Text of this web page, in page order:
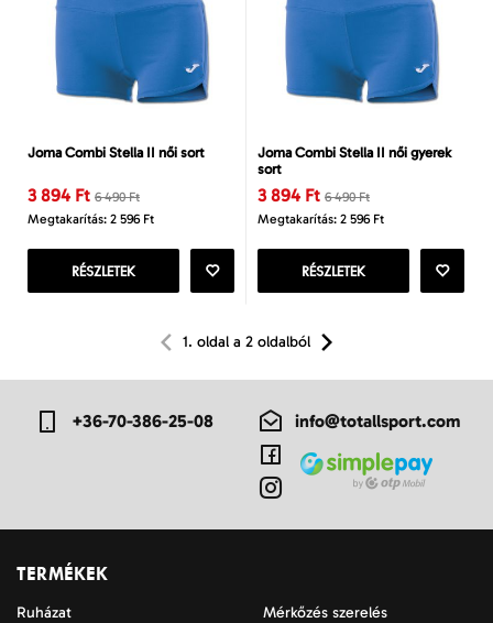
Joma Combi Stella II női sort
3 894 Ft 6 490 Ft
Megtakarítás: 2 596 Ft
RÉSZLETEK
Joma Combi Stella II női gyerek
sort
3 894 Ft 6 490 Ft
Megtakarítás: 2 596 Ft
RÉSZLETEK
1. oldal a 2 oldalból
+36-70-386-25-08 info@totallsport.com
TERMÉKEK
Ruházat
Mérkőzés szerelés